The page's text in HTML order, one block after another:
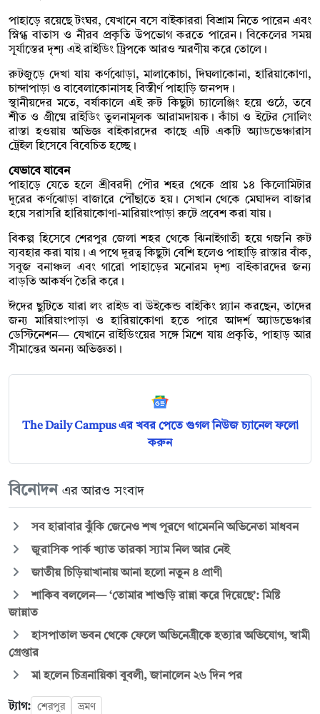
পাহাড়ে রয়েছে টংঘর, যেখানে বসে বাইকাররা বিশ্রাম নিতে পারেন এবং
স্নিগ্ধ বাতাস ও নীরব প্রকৃতি উপভোগ করতে পারেন। বিকেলের সময়
সূর্যাস্তের দৃশ্য এই রাইডিং ট্রিপকে আরও স্মরণীয় করে তোলে।
রুটজুড়ে দেখা যায় কর্ণঝোড়া, মালাকোচা, দিঘলাকোনা, হারিয়াকোণা,
চান্দাপাড়া ও বাবেলাকোনাসহ বিস্তীর্ণ পাহাড়ি জনপদ।
স্থানীয়দের মতে, বর্ষাকালে এই রুট কিছুটা চ্যালেঞ্জিং হয়ে ওঠে, তবে
শীত ও গ্রীষ্মে রাইডিং তুলনামূলক আরামদায়ক। কাঁচা ও ইটের সোলিং
রাস্তা হওয়ায় অভিজ্ঞ বাইকারদের কাছে এটি একটি অ্যাডভেঞ্চারাস
ট্রেইল হিসেবে বিবেচিত হচ্ছে।
যেভাবে যাবেন
পাহাড়ে যেতে হলে শ্রীবরদী পৌর শহর থেকে প্রায় ১৪ কিলোমিটার
দূরের কর্ণঝোড়া বাজারে পৌঁছাতে হয়। সেখান থেকে মেঘাদল বাজার
হয়ে সরাসরি হারিয়াকোণা-মারিয়াংপাড়া রুটে প্রবেশ করা যায়।
বিকল্প হিসেবে শেরপুর জেলা শহর থেকে ঝিনাইগাতী হয়ে গজনি রুট
ব্যবহার করা যায়। এ পথে দূরত্ব কিছুটা বেশি হলেও পাহাড়ি রাস্তার বাঁক,
সবুজ বনাঞ্চল এবং গারো পাহাড়ের মনোরম দৃশ্য বাইকারদের জন্য
বাড়তি আকর্ষণ তৈরি করে।
ঈদের ছুটিতে যারা লং রাইড বা উইকেন্ড বাইকিং প্ল্যান করছেন, তাদের
জন্য মারিয়াংপাড়া ও হারিয়াকোণা হতে পারে আদর্শ অ্যাডভেঞ্চার
ডেস্টিনেশন— যেখানে রাইডিংয়ের সঙ্গে মিশে যায় প্রকৃতি, পাহাড় আর
সীমান্তের অনন্য অভিজ্ঞতা।
The Daily Campus এর খবর পেতে গুগল নিউজ চ্যানেল ফলো
করুন
বিনোদন এর আরও সংবাদ
সব হারাবার ঝুঁকি জেনেও শখ পূরণে থামেননি অভিনেতা মাধবন
জুরাসিক পার্ক খ্যাত তারকা স্যাম নিল আর নেই
জাতীয় চিড়িয়াখানায় আনা হলো নতুন ৪ প্রাণী
শাকিব বললেন— ‘তোমার শাশুড়ি রান্না করে দিয়েছে’: মিষ্টি
জান্নাত
হাসপাতাল ভবন থেকে ফেলে অভিনেত্রীকে হত্যার অভিযোগ, স্বামী
গ্রেপ্তার
মা হলেন চিত্রনায়িকা বুবলী, জানালেন ২৬ দিন পর
ট্যাগ: শেরপুর ভ্রমণ